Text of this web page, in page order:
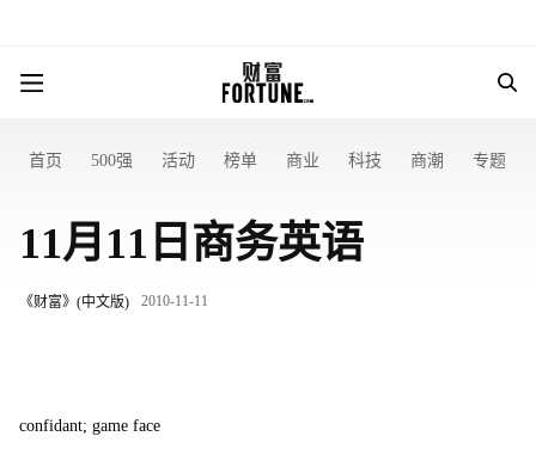
首页 500强 活动 榜单 商业 科技 商潮 专题
11月11日商务英语
《财富》(中文版) 2010-11-11
confidant; game face